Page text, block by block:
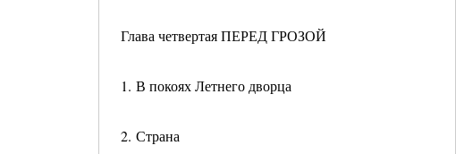
Глава четвертая ПЕРЕД ГРОЗОЙ
1. В покоях Летнего дворца
2. Страна